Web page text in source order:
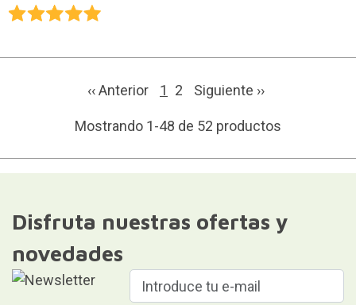
‹‹ Anterior 1 2 Siguiente ››
Mostrando 1-48 de 52 productos
Disfruta nuestras ofertas y
novedades